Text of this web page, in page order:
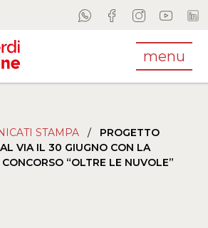
menu
STAMPA /
PROGETTO
VIA IL 30 GIUGNO CON LA
“OLTRE LE NUVOLE”